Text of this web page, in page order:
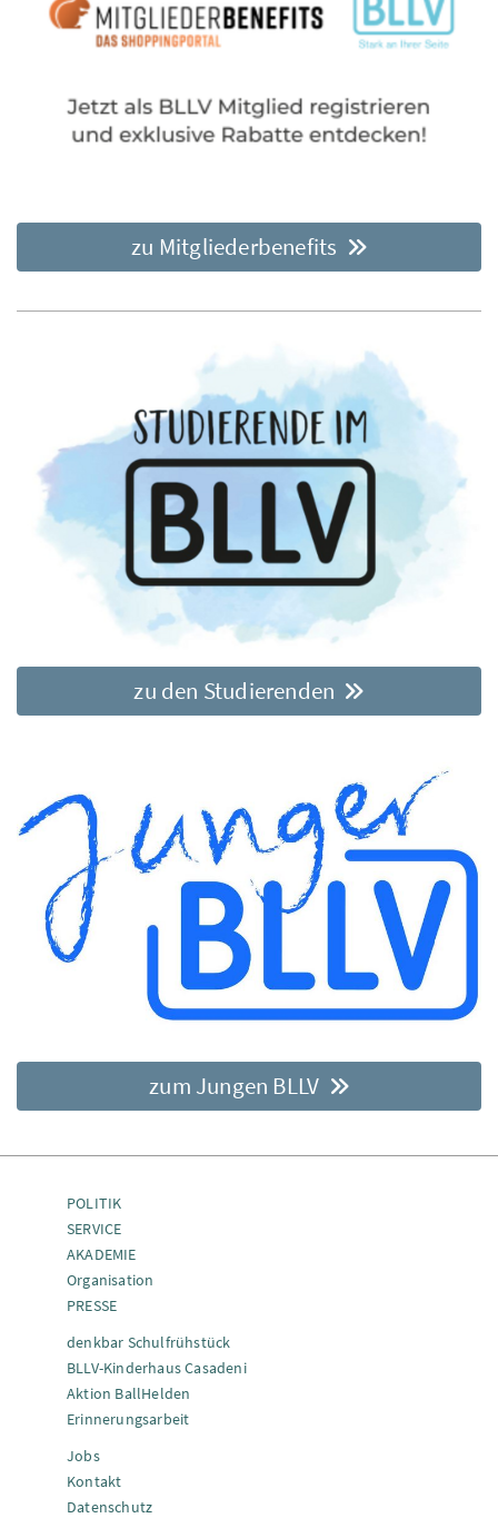
zu Mitgliederbenefits
zu den Studierenden
zum Jungen BLLV
POLITIK
SERVICE
AKADEMIE
Organisation
PRESSE
denkbar Schulfrühstück
BLLV-Kinderhaus Casadeni
Aktion BallHelden
Erinnerungsarbeit
Jobs
Kontakt
Datenschutz